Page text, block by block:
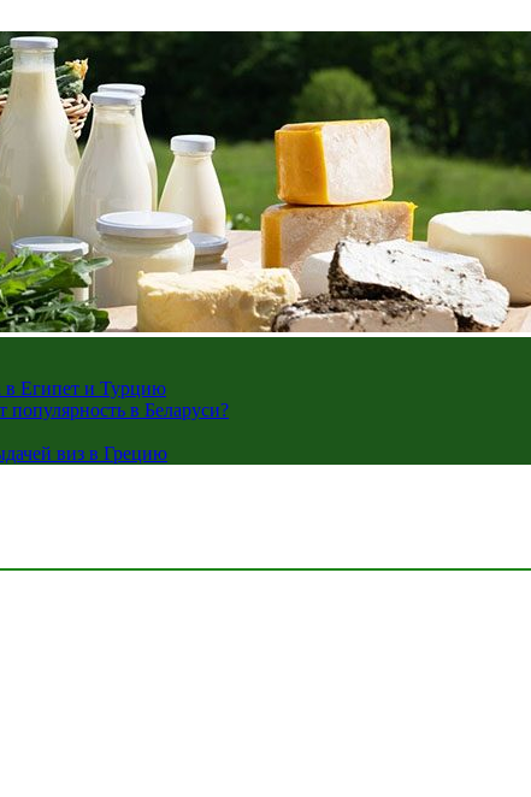
в Египет и Турцию
популярность в Беларуси?
виз в Грецию